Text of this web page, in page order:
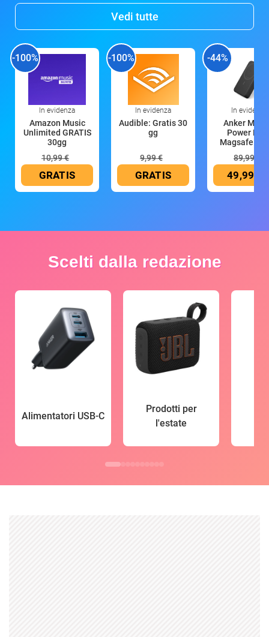
Vedi tutte
-100%
In evidenza
Amazon Music
Unlimited GRATIS
30gg
10,99 €
GRATIS
-100%
In evidenza
Audible: Gratis 30
gg
9,99 €
GRATIS
-44%
In evidenza
Anker
Power
Magsafe
89,99 €
49,99 €
Scelti dalla redazione
Alimentatori USB-C
Prodotti per
l'estate